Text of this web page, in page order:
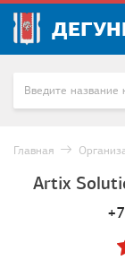
Главная
Artix